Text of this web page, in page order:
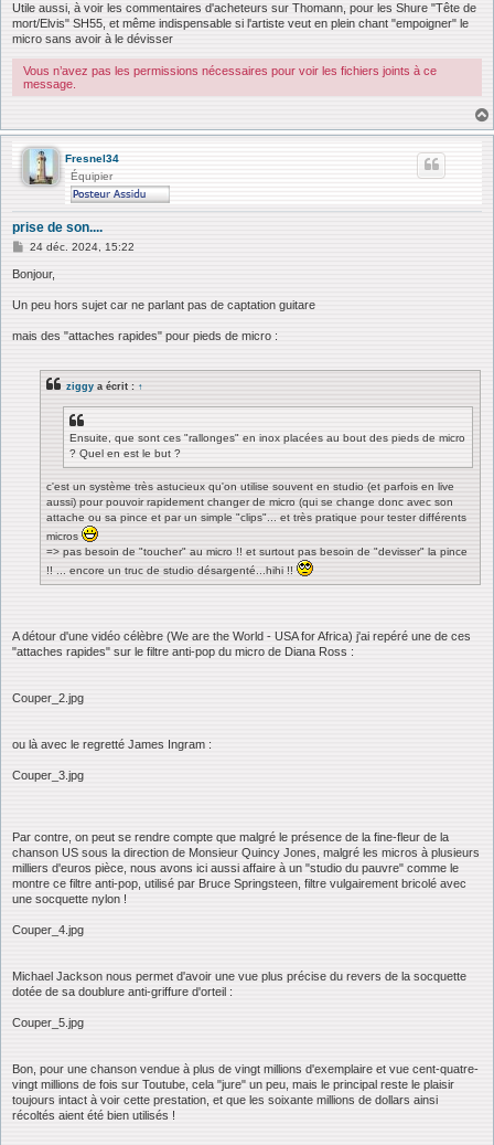
Utile aussi, à voir les commentaires d'acheteurs sur Thomann, pour les Shure "Tête de
mort/Elvis" SH55, et même indispensable si l'artiste veut en plein chant "empoigner" le
micro sans avoir à le dévisser
Vous n’avez pas les permissions nécessaires pour voir les fichiers joints à ce
message.
Fresnel34
Équipier
prise de son....
M
s
g
24 déc. 2024, 15:22
Bonjour,
Un peu hors sujet car ne parlant pas de captation guitare
mais des "attaches rapides" pour pieds de micro :
ziggy a écrit : ↑
Ensuite, que sont ces "rallonges" en inox placées au bout des pieds de micro
? Quel en est le but ?
c'est un système très astucieux qu'on utilise souvent en studio (et parfois en live
aussi) pour pouvoir rapidement changer de micro (qui se change donc avec son
attache ou sa pince et par un simple "clips"... et très pratique pour tester différents
micros
=> pas besoin de "toucher" au micro !! et surtout pas besoin de "devisser" la pince
!! ... encore un truc de studio désargenté...hihi !!
A détour d'une vidéo célèbre (We are the World - USA for Africa) j'ai repéré une de ces
"attaches rapides" sur le filtre anti-pop du micro de Diana Ross :
Couper_2.jpg
ou là avec le regretté James Ingram :
Couper_3.jpg
Par contre, on peut se rendre compte que malgré le présence de la fine-fleur de la
chanson US sous la direction de Monsieur Quincy Jones, malgré les micros à plusieurs
milliers d'euros pièce, nous avons ici aussi affaire à un "studio du pauvre" comme le
montre ce filtre anti-pop, utilisé par Bruce Springsteen, filtre vulgairement bricolé avec
une socquette nylon !
Couper_4.jpg
Michael Jackson nous permet d'avoir une vue plus précise du revers de la socquette
dotée de sa doublure anti-griffure d'orteil :
Couper_5.jpg
Bon, pour une chanson vendue à plus de vingt millions d'exemplaire et vue cent-quatre-
vingt millions de fois sur Toutube, cela "jure" un peu, mais le principal reste le plaisir
toujours intact à voir cette prestation, et que les soixante millions de dollars ainsi
récoltés aient été bien utilisés !